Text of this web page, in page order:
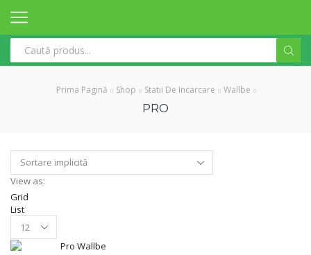
input
Prima Pagină Shop Statii De Incarcare Wallbe
PRO
View as:
Grid
List
per
page